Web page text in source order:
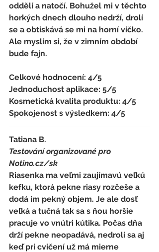
oddělí a natočí. Bohužel mi v těchto
horkých dnech dlouho nedrží, drolí
se a obtiskává se mi na horní víčko.
Ale myslím si, že v zimním období
bude fajn.
Celkové hodnocení: 4/5
Jednoduchost aplikace: 5/5
Kosmetická kvalita produktu: 4/5
Spokojenost s výsledkem: 4/5
Tatiana B.
Testování organizované pro
Notino.cz/sk
Riasenka ma veľmi zaujímavú veľkú
kefku, ktorá pekne riasy rozčeše a
dodá im pekný objem. Je ale dosť
veľká a tučná tak sa s ňou horšie
pracuje vo vnútri kútika. Počas dňa
drží pekne neopadává, nedrolí sa aj
keď pri cvičení už má mierne